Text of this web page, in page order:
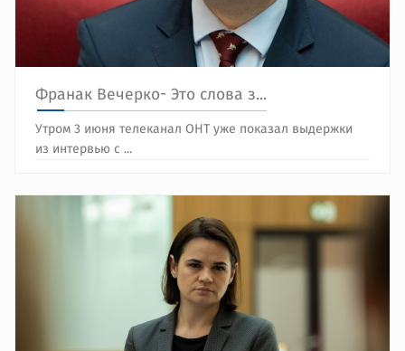
Франак Вечерко- Это слова з...
Утром 3 июня телеканал ОНТ уже показал выдержки
из интервью с ...